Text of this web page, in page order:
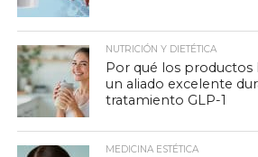
NUTRICIÓN Y DIETÉTICA
Por qué los productos
un aliado excelente
tratamiento GLP-1
MEDICINA ESTÉTICA